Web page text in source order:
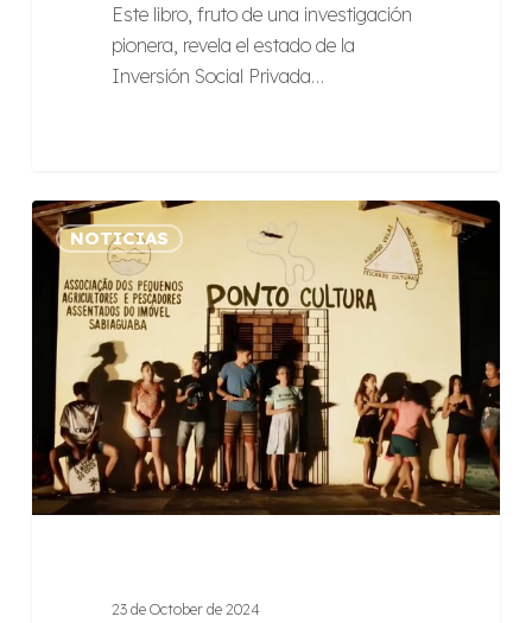
Este libro, fruto de una investigación
pionera, revela el estado de la
Inversión Social Privada…
Serie
sobre
economía
solidaria
disponible
gratis
nuevo
streaming
NOTICIAS
23 de October de 2024